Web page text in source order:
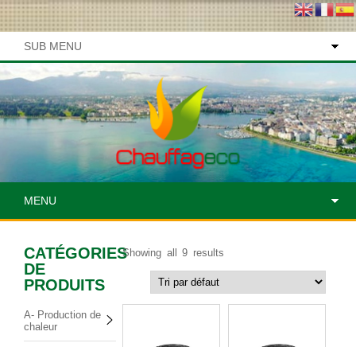
SUB MENU
MENU
CATÉGORIES
DE
PRODUITS
A- Production de
chaleur
Showing all 9 results